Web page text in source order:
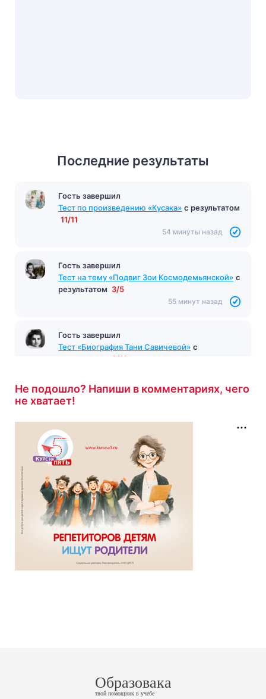
Последние результаты
Гость завершил
Тест по произведению «Дон Кихот»
Сервантес
47 минут назад
Гость завершил
Тест по произведению «Кусака» с результатом
11/11
54 минуты назад
Гость завершил
Тест на тему «Подвиг Зои Космодемьянской» с
результатом 3/5
55 минут назад
Гость завершил
Тест «Биография Тани Савичевой» с
Не подошло? Напиши в комментариях, чего
не хватает!
Образовака
твой помощник в учебе